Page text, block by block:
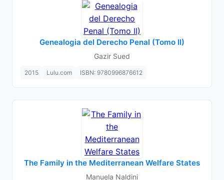
Genealogia del Derecho Penal (Tomo II)
Gazir Sued
2015 Lulu.com ISBN: 9780996876612
The Family in the Mediterranean Welfare States
Manuela Naldini